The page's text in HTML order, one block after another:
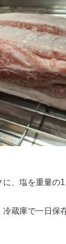
に、塩を重量の
蔵庫で一日保存